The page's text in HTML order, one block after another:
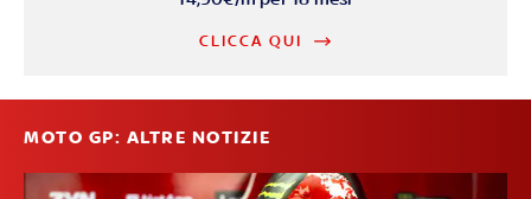
CLICCA QUI
MOTO GP: ALTRE NOTIZIE